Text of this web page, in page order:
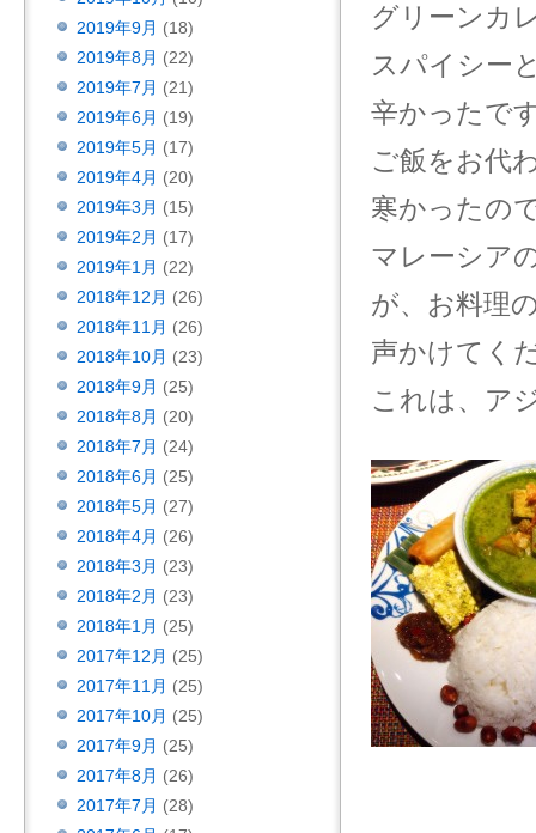
グリーンカ
スパイシー
辛かったで
ご飯をお代
寒かったの
マレーシア
が、お料理
声かけてく
これは、ア
2019年9月 (18)
2019年8月 (22)
2019年7月 (21)
2019年6月 (19)
2019年5月 (17)
2019年4月 (20)
2019年3月 (15)
2019年2月 (17)
2019年1月 (22)
2018年12月 (26)
2018年11月 (26)
2018年10月 (23)
2018年9月 (25)
2018年8月 (20)
2018年7月 (24)
2018年6月 (25)
2018年5月 (27)
2018年4月 (26)
2018年3月 (23)
2018年2月 (23)
2018年1月 (25)
2017年12月 (25)
2017年11月 (25)
2017年10月 (25)
2017年9月 (25)
2017年8月 (26)
2017年7月 (28)